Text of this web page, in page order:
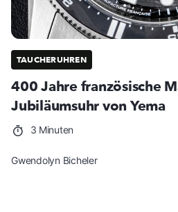
TAUCHERUHREN
400 Jahre französische
Jubiläumsuhr von Yema
3 Minuten
Gwendolyn Bicheler